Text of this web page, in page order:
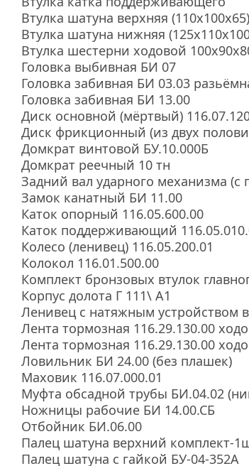
Втулка шатуна верхняя
Втулка шатуна нижняя
Втулка шестерни ходовой
Головка выбивная БИ 07
Головка забивная БИ 03.03
Головка забивная БИ 13.00
Диск основной (мёртвый)
Диск фрикционный (из двух
Домкрат винтовой БУ.10.000Б
Домкрат реечный 10 тн
Задний вал ударного механизма
Замок канатный БИ 11.00
Каток опорный 116.05.600.00
Каток поддерживающий
Колесо (ленивец) 116.05.200.01
Колокол 116.01.500.00
Комплект бронзовых втулок
Корпус долота Г 111\ А1
Ленивец с натяжным устройством
Лента тормозная 116.29.130.00
Лента тормозная 116.29.130.00
Ловильник БИ 24.00 (без плашек)
Маховик 116.07.000.01
Муфта обсадной трубы БИ.04.02
Ножницы рабочие БИ 14.00.СБ
Отбойник БИ.06.00
Палец шатуна верхний комплект-
Палец шатуна с гайкой БУ-04-352А